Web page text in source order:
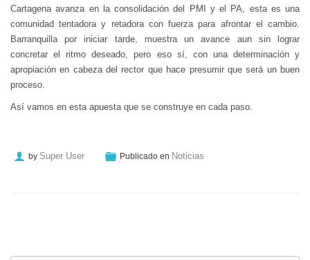
Cartagena avanza en la consolidación del PMI y el PA, esta es una
comunidad tentadora y retadora con fuerza para afrontar el cambio.
Barranquilla por iniciar tarde, muestra un avance aun sin lograr
concretar el ritmo deseado, pero eso sí, con una determinación y
apropiación en cabeza del rector que hace presumir que será un buen
proceso.
Así vamos en esta apuesta que se construye en cada paso.
by Super User Publicado en Noticias